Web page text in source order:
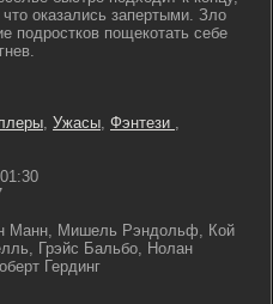
оказались запертыми. Зло
подростков пощекотать себе
, Ужасы, Фэнтези ,
Манн, Мишель Рэндольф, Кой
Грэйс Бальбо, Нолан
Гердинг